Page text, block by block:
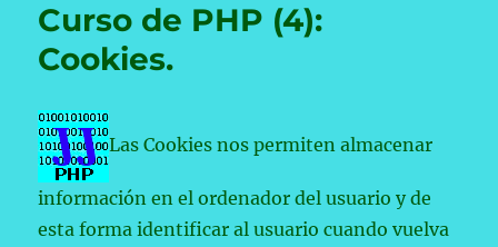
(5):
Sesiones.
Curso de PHP (4):
Cookies.
Las Cookies nos permiten almacenar
información en el ordenador del usuario y de
esta forma identificar al usuario cuando vuelva